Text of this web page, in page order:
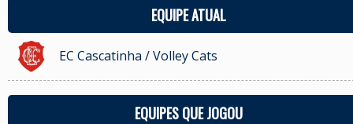
EQUIPE ATUAL
EC Cascatinha / Volley Cats
EQUIPES QUE JOGOU